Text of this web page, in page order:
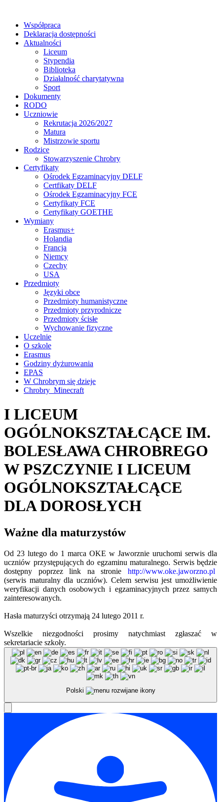
Współpraca
Deklaracja dostępności
Aktualności
Liceum
Stypendia
Biblioteka
Działalność charytatywna
Sport
Dokumenty
RODO
Uczniowie
Rekrutacja 2026/2027
Matura
Mistrzowie sportu
Rodzice
Stowarzyszenie Chrobry
Certyfikaty
Ośrodek Egzaminacyjny DELF
Certfikaty DELF
Ośrodek Egzaminacyjny FCE
Certyfikaty FCE
Certyfikaty GOETHE
Wymiany
Erasmus+
Holandia
Francja
Niemcy
Czechy
USA
Przedmioty
Języki obce
Przedmioty humanistyczne
Przedmioty przyrodnicze
Przedmioty ścisłe
Wychowanie fizyczne
Uczelnie
O szkole
Erasmus
Godziny dyżurowania
EPAS
W Chrobrym się dzieje
Chrobry_Minecraft
I LICEUM
OGÓLNOKSZTAŁCĄCE IM.
BOLESŁAWA CHROBREGO
W PSZCZYNIE I LICEUM
OGÓLNOKSZTAŁCĄCE
DLA DOROSŁYCH
Ważne dla maturzystów
Od 23 lutego do 1 marca OKE w Jaworznie uruchomi serwis dla
uczniów przystępujących do egzaminu maturalnego. Serwis będzie
dostępny poprzez link na stronie http://www.oke.jaworzno.pl
(serwis maturalny dla uczniów). Celem serwisu jest umożliwienie
weryfikacji danych osobowych i egzaminacyjnych przez samych
zainteresowanych.
Hasła maturzyści otrzymają 24 lutego 2011 r.
Wszelkie niezgodności prosimy natychmiast zgłaszać w
sekretariacie szkoły.
Polski